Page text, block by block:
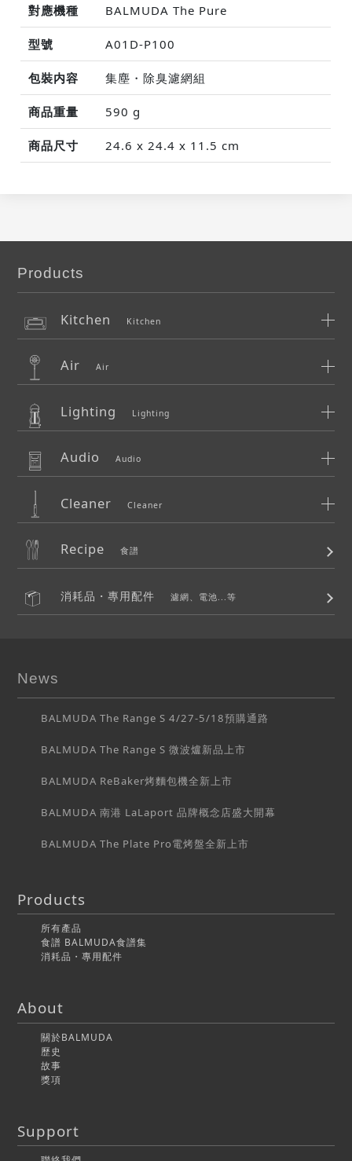
對應機種 BALMUDA The Pure
型號 A01D-P100
包裝内容 集塵・除臭濾網組
商品重量 590 g
商品尺寸 24.6 x 24.4 x 11.5 cm
Products
Kitchen Kitchen
Air Air
Lighting Lighting
Audio Audio
Cleaner Cleaner
Recipe 食譜
消耗品・專用配件 濾網、電池...等
News
BALMUDA The Range S 4/27-5/18預購通路
BALMUDA The Range S 微波爐新品上市
BALMUDA ReBaker烤麵包機全新上市
BALMUDA 南港 LaLaport 品牌概念店盛大開幕
BALMUDA The Plate Pro電烤盤全新上市
Products
所有產品
食譜 BALMUDA食譜集
消耗品・專用配件
About
關於BALMUDA
歷史
故事
獎項
Support